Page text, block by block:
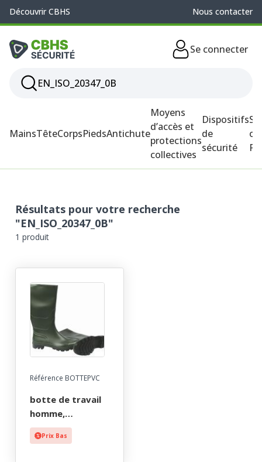
Découvrir CBHS Nous contacter
Se connecter
MainsTêteCorpsPiedsAntichute
Moyens
d’accès et
protections
collectives
Dispositifs
de
sécurité
Résultats pour votre recherche
"EN_ISO_20347_0B"
1 produit
Référence BOTTEPVC
botte de travail
homme,
polyvalente, vert,
etanche - ce
Prix Bas